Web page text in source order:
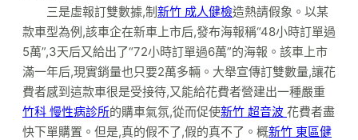
三是虛報訂雙數據,制新竹 成人健檢造熱請假象。以某
款車型為例,該車企在新車上市后,發布海報稱“48小時訂單過
5萬”,3天后又給出了“72小時訂單過6萬”的海報。該車上市
滿一年后,現實銷量也只要2萬多輛。大舉宣傳訂雙數量,讓花
費者感到這款車很是受接待,又能給花費者營建出一種嚴重
竹科 慢性病診所的購車氣氛,從而促使新竹 超音波 花費者盡
快下單購置。但是,真的假不了,假的真不了。概新竹 東區健